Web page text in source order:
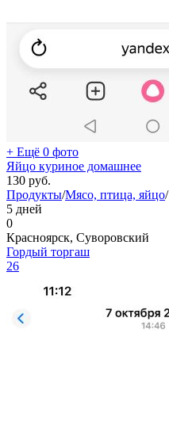
+ Ещё 0 фото
Яйцо куриное домашнее
130 руб.
Продукты/Мясо, птица, яйцо/
5 дней
0
Красноярск, Суворовский
Гордый торгаш
26